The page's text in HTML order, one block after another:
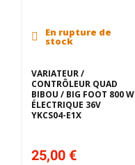
En rupture de
stock
VARIATEUR /
CONTRÔLEUR QUAD
BIBOU / BIG FOOT 800 W
ÉLECTRIQUE 36V
YKCS04-E1X
25,00 €